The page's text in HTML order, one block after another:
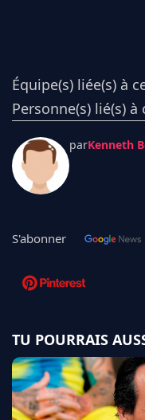
Équipe(s) liée(s) à
Personne(s) lié(s)
parKenneth
S'abonner
TU POURRAIS